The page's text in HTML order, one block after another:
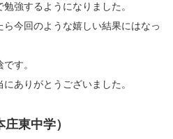
強するようになりました。
今回のような嬉しい結果にはなっ
す。
ありがとうございました。
東中学）